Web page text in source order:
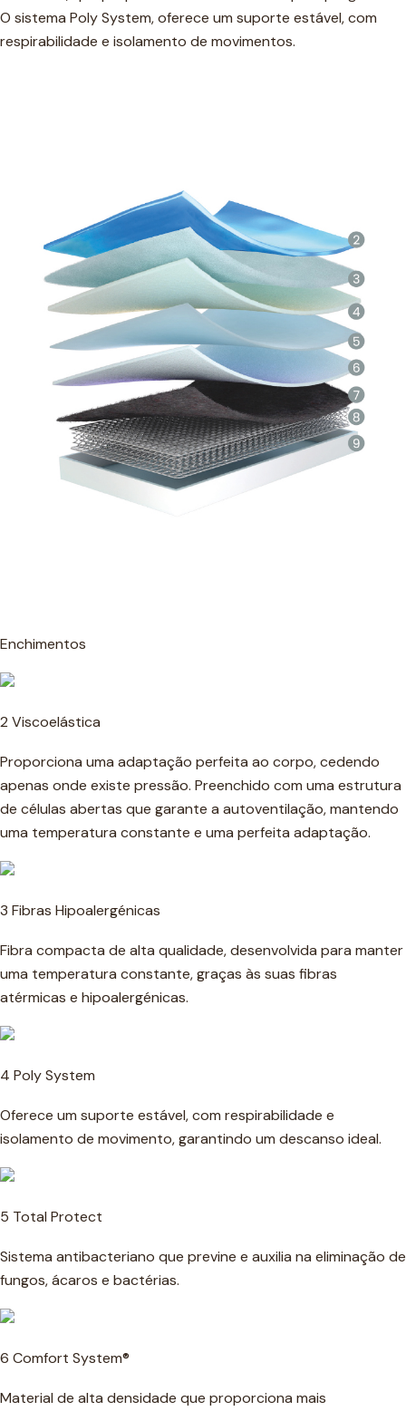
O sistema Poly System, oferece um suporte estável, com
respirabilidade e isolamento de movimentos.
Enchimentos
2 Viscoelástica
Proporciona uma adaptação perfeita ao corpo, cedendo
apenas onde existe pressão. Preenchido com uma estrutura
de células abertas que garante a autoventilação, mantendo
uma temperatura constante e uma perfeita adaptação.
3 Fibras Hipoalergénicas
Fibra compacta de alta qualidade, desenvolvida para manter
uma temperatura constante, graças às suas fibras
atérmicas e hipoalergénicas.
4 Poly System
Oferece um suporte estável, com respirabilidade e
isolamento de movimento, garantindo um descanso ideal.
5 Total Protect
Sistema antibacteriano que previne e auxilia na eliminação de
fungos, ácaros e bactérias.
6 Comfort System®
Material de alta densidade que proporciona mais